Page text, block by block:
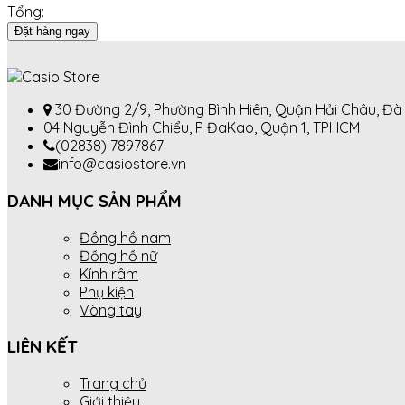
Tổng:
Đặt hàng ngay
30 Đường 2/9, Phường Bình Hiên, Quận Hải Châu,
04 Nguyễn Đình Chiểu, P ĐaKao, Quận 1, TPHCM
(02838) 7897867
info@casiostore.vn
DANH MỤC SẢN PHẨM
Đồng hồ nam
Đồng hồ nữ
Kính râm
Phụ kiện
Vòng tay
LIÊN KẾT
Trang chủ